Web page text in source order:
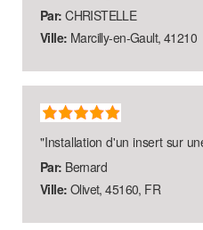
Par: CHRISTELLE
Ville: Marcilly-en-Gault, 41210
"Installation d'un insert sur
Par: Bernard
Ville: Olivet, 45160, FR